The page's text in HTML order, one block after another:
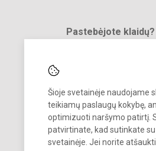
Šioje svetainėje naudojame
teikiamų paslaugų kokybę,
optimizuoti naršymo patirtį.
patvirtinate, kad sutinkate
svetainėje. Jei norite
Pastebėjote klaidų?
© 2022. Šalčininkų r. Eišiškių